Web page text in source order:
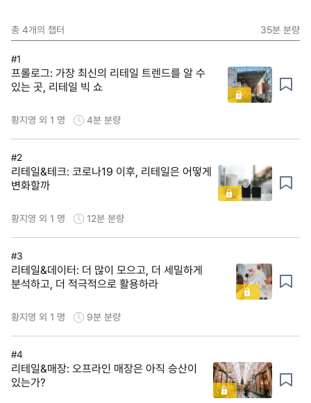
총 4개의 챕터 35분 분량
#1
프롤로그: 가장 최신의 리테일 트렌드를 알 수
있는 곳, 리테일 빅 쇼
황지영 외 1 명 4분 분량
#2
리테일&테크: 코로나19 이후, 리테일은 어떻게
변화할까
황지영 외 1 명 12분 분량
#3
리테일&데이터: 더 많이 모으고, 더 세밀하게
분석하고, 더 적극적으로 활용하라
황지영 외 1 명 9분 분량
#4
리테일&매장: 오프라인 매장은 아직 승산이
있는가?